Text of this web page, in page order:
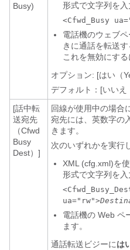
Busy)
形式で文字列を入
<Cfwd_Busy
電話機のウェブ
きに通話を転送
これを無効にする
オプション: [はい（
デフォルト：[いいえ
[話中転
送宛先
（Cfwd
Busy
Dest）]
回線が使用中の場合
宛先には、英数字の
きます。
次のいずれかを実行
XML (cfg.xml)を
形式で文字列を入
ua="rw">
電話機の Web ペ
ます。
通話転送ビジーには